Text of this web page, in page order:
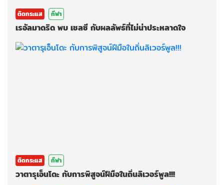
ติดกระแส กีฬา
เรอัลมาดริด พบ เชลซี กับผลลัพธ์ที่ไม่น่าประหลาดใจ
ติดกระแส กีฬา
วาตารุเอ็นโดะ กับการพิสูจน์ฝีมือในถิ่นลิเวอร์พูล!!!